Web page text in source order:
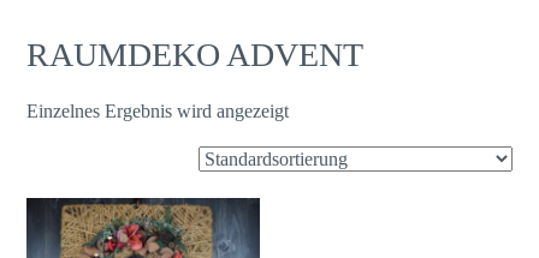
RAUMDEKO ADVENT
Einzelnes Ergebnis wird angezeigt